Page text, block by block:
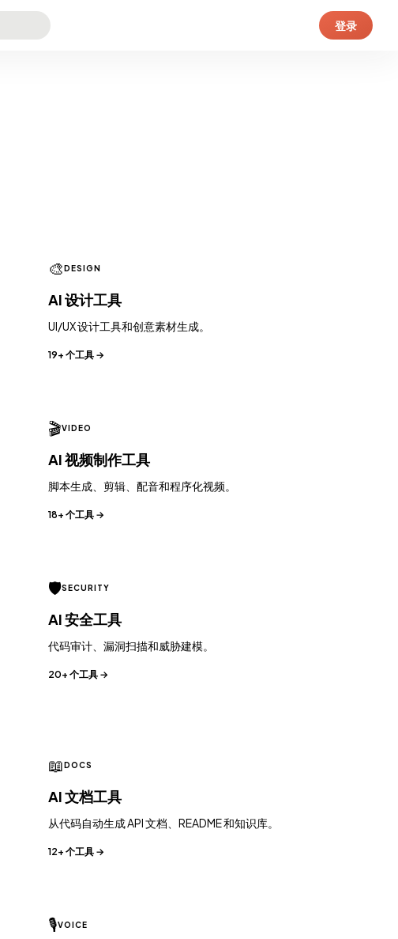
登录
🎨DESIGN
AI 设计工具
UI/UX 设计工具和创意素材生成。
19+ 个工具 →
🎬VIDEO
AI 视频制作工具
脚本生成、剪辑、配音和程序化视频。
18+ 个工具 →
🛡️SECURITY
AI 安全工具
代码审计、漏洞扫描和威胁建模。
20+ 个工具 →
📖DOCS
AI 文档工具
从代码自动生成 API 文档、README 和知识库。
12+ 个工具 →
🎙️VOICE